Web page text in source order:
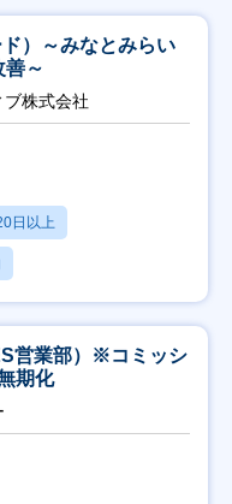
）～みなとみらい
～
株式会社
日以上
営業部）※コミッシ
期化